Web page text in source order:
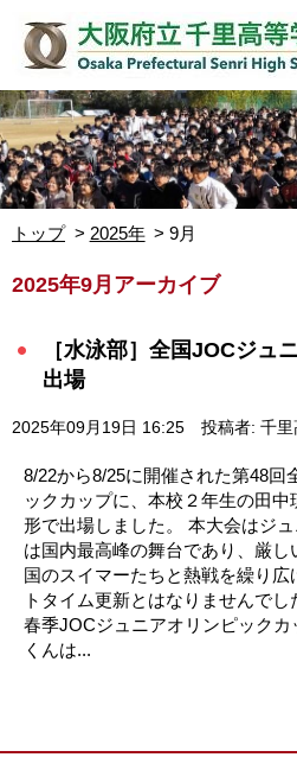
トップ 2025年 9月
2025年9月アーカイブ
［水泳部］全国JOCジュ
出場
2025年09月19日 16:25 投稿者: 千里
8/22から8/25に開催された第48回
ックカップに、本校２年生の田
形で出場しました。 本大会はジ
は国内最高峰の舞台であり、厳
国のスイマーたちと熱戦を繰り広
トタイム更新とはなりませんで
春季JOCジュニアオリンピック
くんは...